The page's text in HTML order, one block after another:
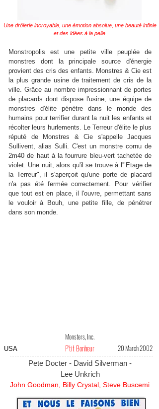
Une drôlerie incroyable, une émotion absolue, une beauté infinie
et des idées à la pelle.
Monstropolis est une petite ville peuplée de
monstres dont la principale source d'énergie
provient des cris des enfants. Monstres & Cie est
la plus grande usine de traitement de cris de la
ville. Grâce au nombre impressionnant de portes
de placards dont dispose l'usine, une équipe de
monstres d'élite pénètre dans le monde des
humains pour terrifier durant la nuit les enfants et
récolter leurs hurlements. Le Terreur d'élite le plus
réputé de Monstres & Cie s'appelle Jacques
Sullivent, alias Sulli. C'est un monstre cornu de
2m40 de haut à la fourrure bleu-vert tachetée de
violet. Une nuit, alors qu'il se trouve à l'"Etage de
la Terreur", il s'aperçoit qu'une porte de placard
n'a pas été fermée correctement. Pour vérifier
que tout est en place, il l'ouvre, permettant sans
le vouloir à Bouh, une petite fille, de pénétrer
dans son monde.
Monsters, Inc.
USA P'tit Bonheur 20 March 2002
Pete Docter - David Silverman -
Lee Unkrich
John Goodman, Billy Crystal, Steve Buscemi